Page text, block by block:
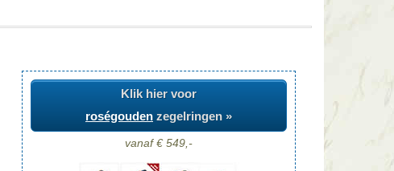
Klik hier voor
roségouden zegelringen »
vanaf € 549,-